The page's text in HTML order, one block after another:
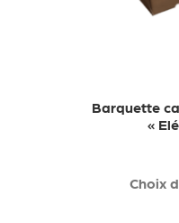
Barquette
«
Choix